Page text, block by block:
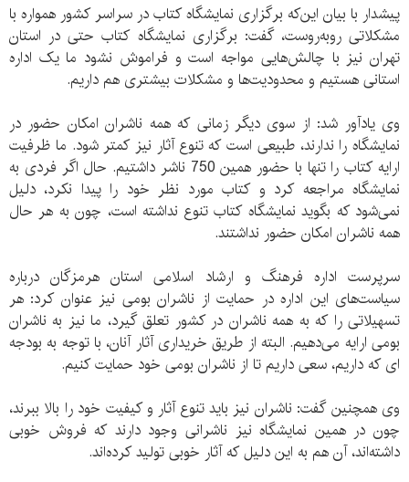
پیشدار با بیان این‌که برگزاری نمایشگاه کتاب در سراسر کشور همواره با
مشکلاتی روبه‌روست، گفت: برگزاری نمایشگاه کتاب حتی در استان
تهران نیز با چالش‌هایی مواجه است و فراموش نشود ما یک اداره
استانی هستیم و محدودیت‌ها و مشکلات بیشتری هم داریم.
وی یادآور شد: از سوی دیگر زمانی که همه ناشران امکان حضور در
نمایشگاه را ندارند، طبیعی است که تنوع آثار نیز کمتر شود. ما ظرفیت
ارایه کتاب را تنها با حضور همین 750 ناشر داشتیم. حال اگر فردی به
نمایشگاه مراجعه کرد و کتاب مورد نظر خود را پیدا نکرد، دلیل
نمی‌شود که بگوید نمایشگاه کتاب تنوع نداشته است، چون به هر حال
همه ناشران امکان حضور نداشتند.
سرپرست اداره فرهنگ و ارشاد اسلامی استان هرمزگان درباره
سیاست‌های این اداره در حمایت از ناشران بومی نیز عنوان کرد: هر
تسهیلاتی را که به همه ناشران در کشور تعلق گیرد، ما نیز به ناشران
بومی ارایه می‌دهیم. البته از طریق خریداری آثار ‌آنان، با توجه به بودجه
ای که داریم، سعی داریم تا از ناشران بومی خود حمایت کنیم.
وی همچنین گفت: ناشران نیز باید تنوع آثار و کیفیت خود را بالا ببرند،
چون در همین نمایشگاه نیز ناشرانی وجود دارند که فروش خوبی
داشته‌اند، آن هم به این دلیل که آثار خوبی تولید کرده‌اند.